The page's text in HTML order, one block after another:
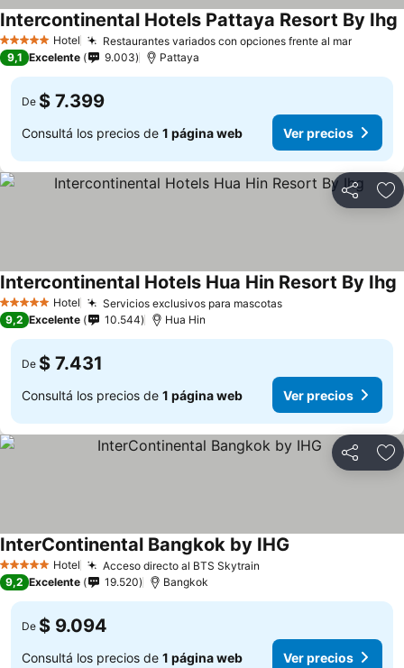
5 Estrellas Hotel Restaurantes variados con opciones frente al mar
Intercontinental Hotels Pattaya Resort By Ihg
9,1 Excelente 9.003 Pattaya
De $ 7.399
Consultá los precios de 1 página web Ver precios
Compartir
5 Estrellas Hotel Servicios exclusivos para mascotas
Intercontinental Hotels Hua Hin Resort By Ihg
9,2 Excelente 10.544 Hua Hin
De $ 7.431
Consultá los precios de 1 página web Ver precios
Compartir
5 Estrellas Hotel Acceso directo al BTS Skytrain
InterContinental Bangkok by IHG
9,2 Excelente 19.520 Bangkok
De $ 9.094
Consultá los precios de 1 página web Ver precios